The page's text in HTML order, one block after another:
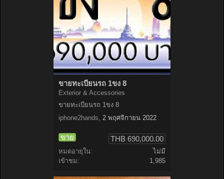
ขายทะเบียนรถ 1ขง 8
Exterior & Accessories
ขายทะเบียนรถ 1ขง 8
iphone2hands, 2 พฤศจิกายน 2022
ขาย THB 690,000.00
หมดอายุใน:
ไม่มี
เข้าชม:
1,985